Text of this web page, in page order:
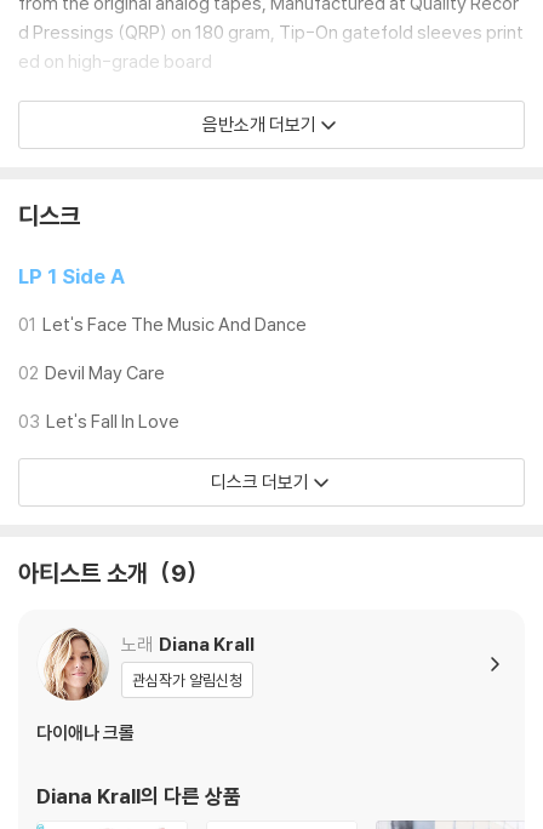
d Pressings (QRP) on 180 gram, Tip-On gatefold sleeves print
ed on high-grade board
LP 구매시 참고 사항 안내드립니다.
1) 제작/배송 과정에 따라 경미한 재킷 주름, 모서리 눌림, 갈라짐이 발생
할 수 있으며 속지(이너 슬리브)는 디스크와의 접촉으로 인해 갈라질 수
있습니다.
2) 디스크 라벨은 공정상 매끄럽게 부착되지 않을 수도 있으며 겉포장 비
3) 일본 제작 LP는 대부분 겉비닐이 밀봉되어 있지 않습니다.
4) 디지털 다운로드 코드는 본사에서 공지 없이 증정 종료될 수 있습니다.
※ 재생 불량
1) 침압 조절 기능이 없는 턴테이블을 사용하시는 경우, (주로 올인원 형태
기기 문제로 인해 발생하는 재생 불량 현상에 대해서는 반품/교환이 불가
2) 디스크는 정전기와 먼지로 인해 재생이 원활하지 않은 경우가 있습니
다. 전용 제품으로 이를 제거하면 대부분 해결됩니다.
3) 바늘에 먼지가 쌓이는 경우에도 재생이 원활하지 않을 수 있습니다.
1) 열을 가하여 제작하는 바이닐 공정 특성상 디스크 표면이 미세하게 울
음반소개 더보기
디스크
LP 1 Side A
01 Let's Face The Music And Dance
02 Devil May Care
03 Let's Fall In Love
디스크 더보기
아티스트 소개 9
노래 Diana Krall
관심작가 알림신청
다이애나 크롤
Diana Krall의 다른 상품